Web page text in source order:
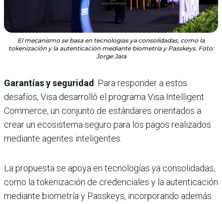
El mecanismo se basa en tecnologías ya consolidadas, como la
tokenización y la autenticación mediante biometría y Passkeys. Foto:
Jorge Jara
Garantías y seguridad. Para responder a estos
desafíos, Visa desarrolló el programa Visa Intelligent
Commerce, un conjunto de estándares orientados a
crear un ecosistema seguro para los pagos realizados
mediante agentes inteligentes.
La propuesta se apoya en tecnologías ya consolidadas,
como la tokenización de credenciales y la autenticación
mediante biometría y Passkeys, incorporando además